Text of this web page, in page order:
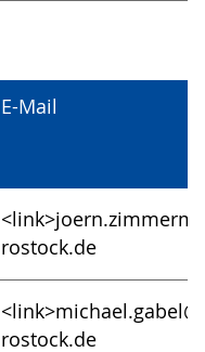
E-Mail
rostock.de
rostock.de